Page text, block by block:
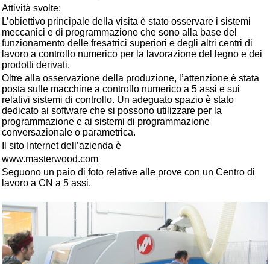
Attività svolte:
L’obiettivo principale della visita è stato osservare i sistemi
meccanici e di programmazione che sono alla base del
funzionamento delle fresatrici superiori e degli altri centri di
lavoro a controllo numerico per la lavorazione del legno e dei
prodotti derivati.
Oltre alla osservazione della produzione, l’attenzione è stata
posta sulle macchine a controllo numerico a 5 assi e sui
relativi sistemi di controllo. Un adeguato spazio è stato
dedicato ai software che si possono utilizzare per la
programmazione e ai sistemi di programmazione
conversazionale o parametrica.
Il sito Internet dell’azienda è
www.masterwood.com
Seguono un paio di foto relative alle prove con un Centro di
lavoro a CN a 5 assi.